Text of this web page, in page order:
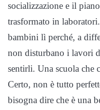
socializzazione e il
trasformato in
bambini lì perché, a
non disturbano i lavori
sentirli. Una scuola che
Certo, non è tutto
bisogna dire che è una